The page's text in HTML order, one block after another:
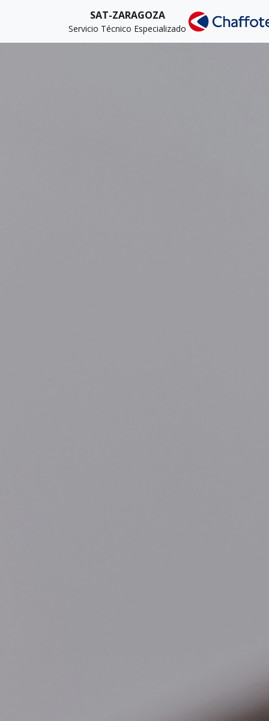
SAT-ZARAGOZA
Servicio Técnico Especializado